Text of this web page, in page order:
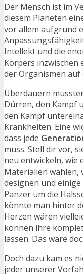
Der Mensch ist im
diesem Planeten
vor allem aufgrund
Intellekt und die
Körpers inzwischen
der Organismen auf
Überdauern
Dürren, den Kampf
den Kampf
Krankheiten. Eine
dass jede
muss. Stell dir vor,
neu entwickeln, wie
Materialien wählen,
designen und
Panzer um die
könnte man hinter
Herzen wären
können ihre
lassen. Das wäre
Doch dazu kam es
jeder unserer